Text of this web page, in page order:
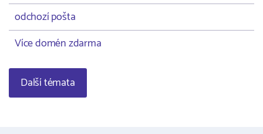
odchozí pošta
Více domén zdarma
Další témata